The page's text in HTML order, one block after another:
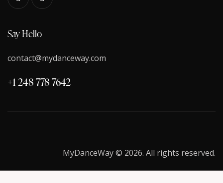
Say Hello
contact@mydanceway.com
+1 248 778 7642
MyDanceWay © 2026. All rights reserved.